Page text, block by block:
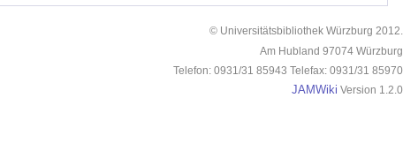
© Universitätsbibliothek Würzburg 2012.
Am Hubland 97074 Würzburg
Telefon: 0931/31 85943 Telefax: 0931/31 85970
JAMWiki Version 1.2.0